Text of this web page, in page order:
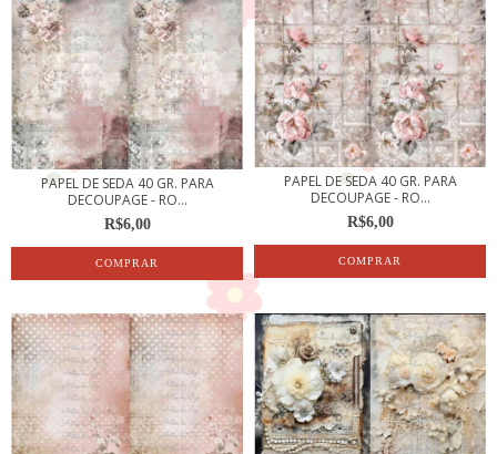
PAPEL DE SEDA 40 GR. PARA
DECOUPAGE - RO...
R$6,00
PAPEL DE SEDA 40 GR. PARA
DECOUPAGE - RO...
R$6,00